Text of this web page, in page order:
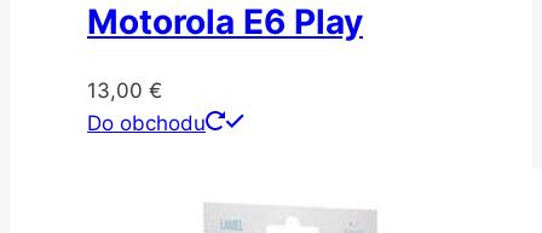
Motorola E6 Play
13,00 €
Do obchodu